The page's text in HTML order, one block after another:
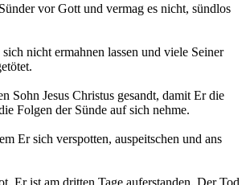
vor Gott und vermag es nicht, sündlos
nicht ermahnen lassen und viele Seiner
Sohn Jesus Christus gesandt, damit Er die
Folgen der Sünde auf sich nehme.
Er sich verspotten, auspeitschen und ans
Er ist am dritten Tage auferstanden. Der Tod